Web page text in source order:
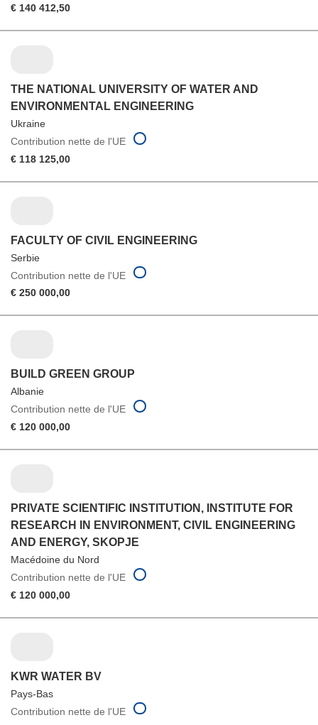
€ 140 412,50
THE NATIONAL UNIVERSITY OF WATER AND
ENVIRONMENTAL ENGINEERING
Ukraine
Contribution nette de l'UE
€ 118 125,00
FACULTY OF CIVIL ENGINEERING
Serbie
Contribution nette de l'UE
€ 250 000,00
BUILD GREEN GROUP
Albanie
Contribution nette de l'UE
€ 120 000,00
PRIVATE SCIENTIFIC INSTITUTION, INSTITUTE FOR
RESEARCH IN ENVIRONMENT, CIVIL ENGINEERING
AND ENERGY, SKOPJE
Macédoine du Nord
Contribution nette de l'UE
€ 120 000,00
KWR WATER BV
Pays-Bas
Contribution nette de l'UE